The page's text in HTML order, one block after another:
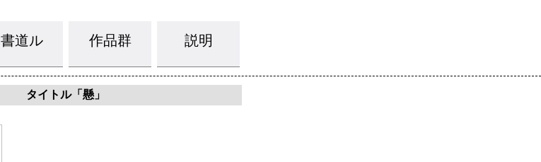
書道ル 作品群 説明
タイトル「懸」